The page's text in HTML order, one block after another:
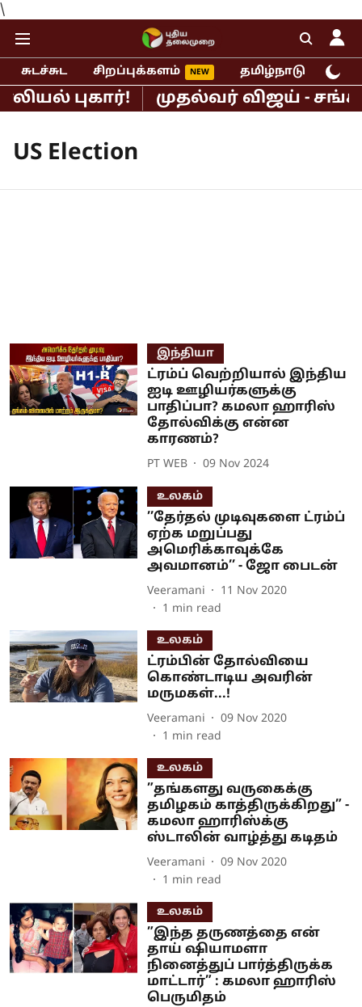
\
சுடச்சுட சிறப்புக்களம் தமிழ்நாடு
புகார்! முதல்வர் விஜய் -
US Election
இந்தியா
ட்ரம்ப் வெற்றியால் இந்திய
ஐடி ஊழியர்களுக்கு
பாதிப்பா? கமலா ஹாரிஸ்
தோல்விக்கு என்ன
காரணம்?
PT WEB 09 Nov 2024
உலகம்
’’தேர்தல் முடிவுகளை ட்ரம்ப்
ஏற்க மறுப்பது
அமெரிக்காவுக்கே
அவமானம்’’ - ஜோ பைடன்
Veeramani
11 Nov 2020
1 min read
உலகம்
ட்ரம்பின் தோல்வியை
கொண்டாடிய அவரின்
மருமகள்...!
Veeramani
09 Nov 2020
1 min read
உலகம்
”தங்களது வருகைக்கு
தமிழகம் காத்திருக்கிறது” -
கமலா ஹாரிஸ்க்கு
ஸ்டாலின் வாழ்த்து கடிதம்
Veeramani
09 Nov 2020
1 min read
உலகம்
”இந்த தருணத்தை என்
தாய் ஷியாமளா
நினைத்துப் பார்த்திருக்க
மாட்டார்” : கமலா ஹாரிஸ்
பெருமிதம்